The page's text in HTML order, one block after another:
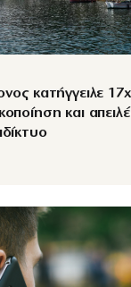
κατήγγειλε
και